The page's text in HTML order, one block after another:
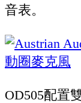
音表。
OD505配置